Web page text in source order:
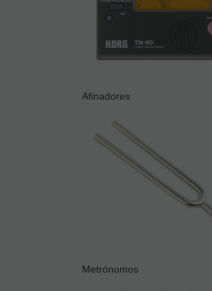
Afinadores
Metrónomos